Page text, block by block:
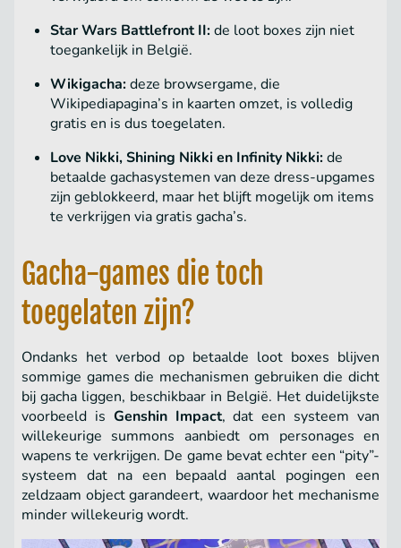
Star Wars Battlefront II:de loot boxes zijn niet
toegankelijk in België.
Wikigacha:deze browsergame, die
Wikipediapagina’s in kaarten omzet, is volledig
gratis en is dus toegelaten.
Love Nikki, Shining Nikki en Infinity Nikki:de
betaalde gachasystemen van deze dress-upgames
zijn geblokkeerd, maar het blijft mogelijk om items
te verkrijgen via gratis gacha’s.
Gacha-games die toch
toegelaten zijn?
Ondanks het verbod op betaalde loot boxes blijven
sommige games die mechanismen gebruiken die dicht
bij gacha liggen, beschikbaar in België. Het duidelijkste
voorbeeld is Genshin Impact, dat een systeem van
willekeurige summons aanbiedt om personages en
wapens te verkrijgen. De game bevat echter een “pity”-
systeem dat na een bepaald aantal pogingen een
zeldzaam object garandeert, waardoor het mechanisme
minder willekeurig wordt.